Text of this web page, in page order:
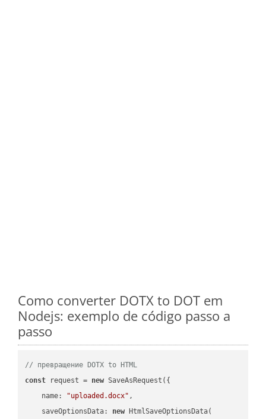
Como converter DOTX to DOT em
Nodejs: exemplo de código passo a
passo
// превращение DOTX to HTML
const request = new SaveAsRequest({
name: "uploaded.docx" ,
saveOptionsData: new HtmlSaveOptionsData(